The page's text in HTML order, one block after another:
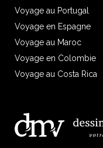
Voyage au Portugal
Voyage en Espagne
Voyage au Maroc
Voyage en Colombie
Voyage au Costa Rica